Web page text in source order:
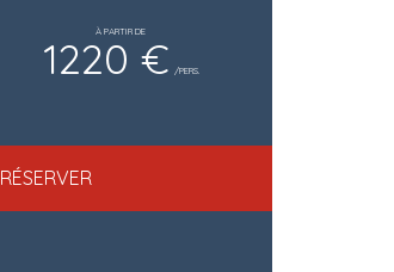
À PARTIR DE
1220 € /PERS.
RÉSERVER